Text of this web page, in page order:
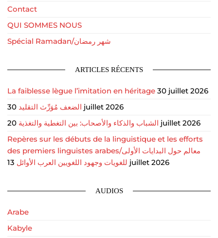
Contact
QUI SOMMES NOUS
Spécial Ramadan/شهر رمضان
ARTICLES RÉCENTS
La faiblesse lègue l’imitation en héritage 30 juillet 2026
الضعف مُوَرِّث التقليد 30 juillet 2026
الشباب والذكاء والأصحاب: بين التغطية والتغذية 20 juillet 2026
Repères sur les débuts de la linguistique et les efforts
des premiers linguistes arabes/معالم حول البدايات الأولى
للغويات وجهود اللغويين العرب الأوائل 13 juillet 2026
AUDIOS
Arabe
Kabyle